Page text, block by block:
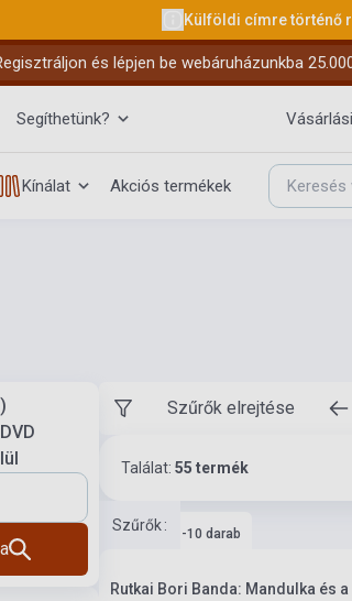
Külföldi címre történő
és lépjen be webáruházunkba
Segíthetünk?
Kínálat Akciós termékek
Szűrők elrejtése
Találat: 55 termék
Szűrők:
Készlet: 1-10 darab
Rutkai Bori Banda: Mandulka és